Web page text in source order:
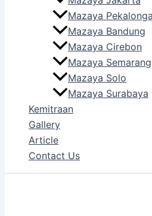
Mazaya
Mazaya Bandung
Mazaya Cirebon
Mazaya Semarang
Mazaya Solo
Mazaya Surabaya
Kemitraan
Gallery
Article
Contact Us